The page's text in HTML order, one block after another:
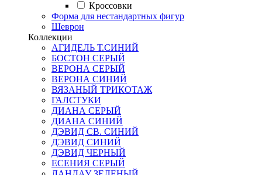
Кроссовки
Форма для нестандартных фигур
Шеврон
Коллекции
АГИДЕЛЬ Т.СИНИЙ
БОСТОН СЕРЫЙ
ВЕРОНА СЕРЫЙ
ВЕРОНА СИНИЙ
ВЯЗАНЫЙ ТРИКОТАЖ
ГАЛСТУКИ
ДИАНА СЕРЫЙ
ДИАНА СИНИЙ
ДЭВИД СВ. СИНИЙ
ДЭВИД СИНИЙ
ДЭВИД ЧЕРНЫЙ
ЕСЕНИЯ СЕРЫЙ